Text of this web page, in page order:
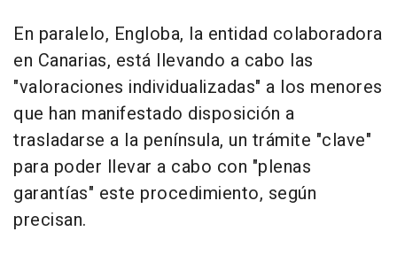
En paralelo, Engloba, la entidad colaboradora
en Canarias, está llevando a cabo las
"valoraciones individualizadas" a los menores
que han manifestado disposición a
trasladarse a la península, un trámite "clave"
para poder llevar a cabo con "plenas
garantías" este procedimiento, según
precisan.